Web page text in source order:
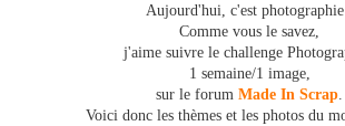
Aujourd'hui, c'est
Comme vous le savez,
j'aime suivre le challenge
1 semaine/1 image,
sur le forum Made In Scrap.
Voici donc les thèmes et les photos du